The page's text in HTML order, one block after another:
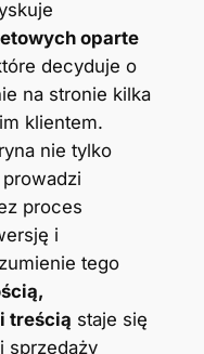
oparte
decyduje o
na stronie kilka
klientem.
nie tylko
proces
i
tego
treścią staje się
sprzedaży